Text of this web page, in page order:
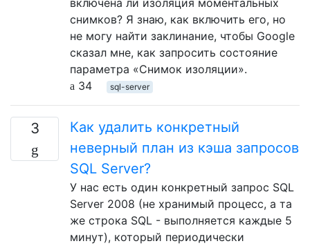
включена ли изоляция моментальных
снимков? Я знаю, как включить его, но
не могу найти заклинание, чтобы Google
сказал мне, как запросить состояние
параметра «Снимок изоляции».
34
sql-server
3
Как удалить конкретный
неверный план из кэша запросов
SQL Server?
У нас есть один конкретный запрос SQL
Server 2008 (не хранимый процесс, а та
же строка SQL - выполняется каждые 5
минут), который периодически